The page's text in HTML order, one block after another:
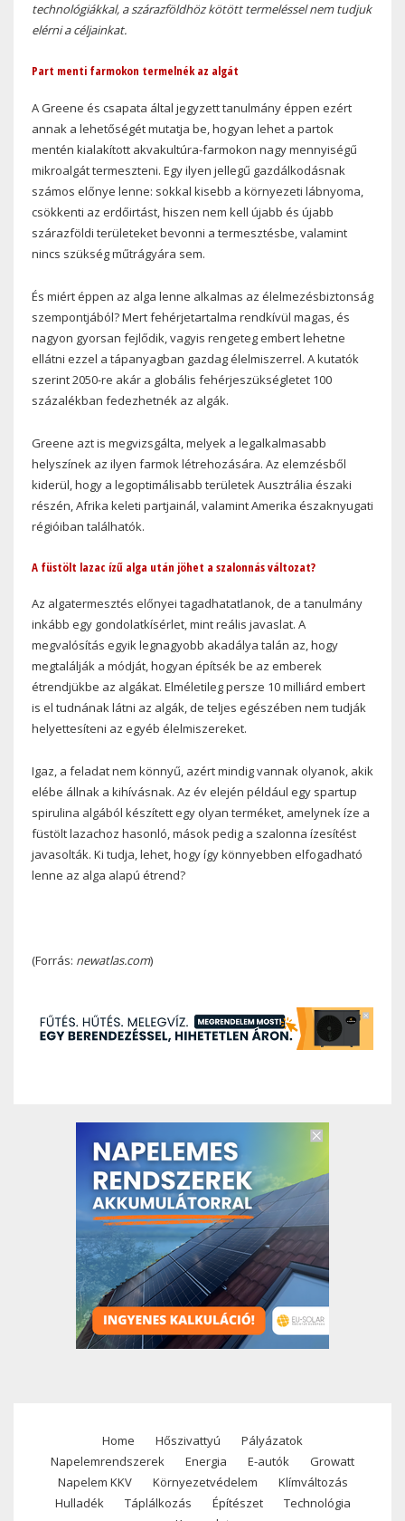
technológiákkal, a szárazföldhöz kötött termeléssel nem tudjuk
elérni a céljainkat.
Part menti farmokon termelnék az algát
A Greene és csapata által jegyzett tanulmány éppen ezért
annak a lehetőségét mutatja be, hogyan lehet a partok
mentén kialakított akvakultúra-farmokon nagy mennyiségű
mikroalgát termeszteni. Egy ilyen jellegű gazdálkodásnak
számos előnye lenne: sokkal kisebb a környezeti lábnyoma,
csökkenti az erdőirtást, hiszen nem kell újabb és újabb
szárazföldi területeket bevonni a termesztésbe, valamint
nincs szükség műtrágyára sem.
És miért éppen az alga lenne alkalmas az élelmezésbiztonság
szempontjából? Mert fehérjetartalma rendkívül magas, és
nagyon gyorsan fejlődik, vagyis rengeteg embert lehetne
ellátni ezzel a tápanyagban gazdag élelmiszerrel. A kutatók
szerint 2050-re akár a globális fehérjeszükségletet 100
százalékban fedezhetnék az algák.
Greene azt is megvizsgálta, melyek a legalkalmasabb
helyszínek az ilyen farmok létrehozására. Az elemzésből
kiderül, hogy a legoptimálisabb területek Ausztrália északi
részén, Afrika keleti partjainál, valamint Amerika északnyugati
régióiban találhatók.
A füstölt lazac ízű alga után jöhet a szalonnás változat?
Az algatermesztés előnyei tagadhatatlanok, de a tanulmány
inkább egy gondolatkísérlet, mint reális javaslat. A
megvalósítás egyik legnagyobb akadálya talán az, hogy
megtalálják a módját, hogyan építsék be az emberek
étrendjükbe az algákat. Elméletileg persze 10 milliárd embert
is el tudnának látni az algák, de teljes egészében nem tudják
helyettesíteni az egyéb élelmiszereket.
Igaz, a feladat nem könnyű, azért mindig vannak olyanok, akik
elébe állnak a kihívásnak. Az év elején például egy spartup
spirulina algából készített egy olyan terméket, amelynek íze a
füstölt lazachoz hasonló, mások pedig a szalonna ízesítést
javasolták. Ki tudja, lehet, hogy így könnyebben elfogadható
lenne az alga alapú étrend?
(Forrás: newatlas.com)
Footer
menu
Home Hőszivattyú
Pályázatok
Napelemrendszerek
Energia E-autók
Growatt
Napelem KKV
Környezetvédelem
Klímváltozás
Hulladék
Táplálkozás Építészet
Technológia